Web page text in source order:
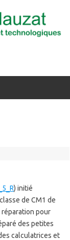
) initié
de CM1 de
réparation pour
des petites
calculatrices et